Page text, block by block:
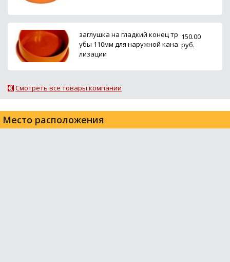
заглушка на гладкий конец тр
убы 110мм для наружной кана
лизации
150.00
руб.
Смотреть все товары компании
Место расположения